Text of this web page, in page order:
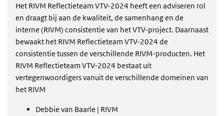
Het RIVM Reflectieteam VTV-2024 heeft een adviseren rol
en draagt bij aan de kwaliteit, de samenhang en de
interne (RIVM) consistentie van het VTV-project. Daarnaast
bewaakt het RIVM Reflectieteam VTV-2024 de
consistentie tussen de verschillende RIVM-producten. Het
RIVM Reflectieteam VTV-2024 bestaat uit
vertegenwoordigers vanuit de verschillende domeinen van
het RIVM
Debbie van Baarle | RIVM